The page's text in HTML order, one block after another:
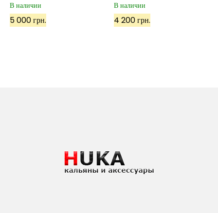
В наличии
5 000 грн.
В наличии
4 200 грн.